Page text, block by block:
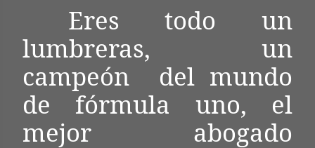
Eres todo un
lumbreras, un
campeón
del mundo
de fórmula uno, el
mejor abogado